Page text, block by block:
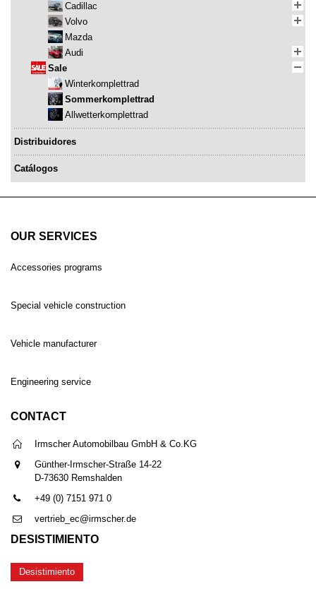
Cadillac
Volvo
Mazda
Audi
Sale
Winterkomplettrad
Sommerkomplettrad
Allwetterkomplettrad
Distribuidores
Catálogos
OUR SERVICES
Accessories programs
Special vehicle construction
Vehicle manufacturer
Engineering service
CONTACT
Irmscher Automobilbau GmbH & Co.KG
Günther-Irmscher-Straße 14-22
D-73630 Remshalden
+49 (0) 7151 971 0
vertrieb_ec@irmscher.de
DESISTIMIENTO
Desistimiento